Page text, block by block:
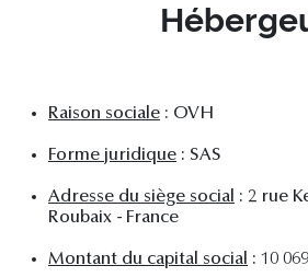
Raison sociale : OVH
Forme juridique : SAS
Adresse du siège social : 2 rue
Roubaix - France
Montant du capital social : 10